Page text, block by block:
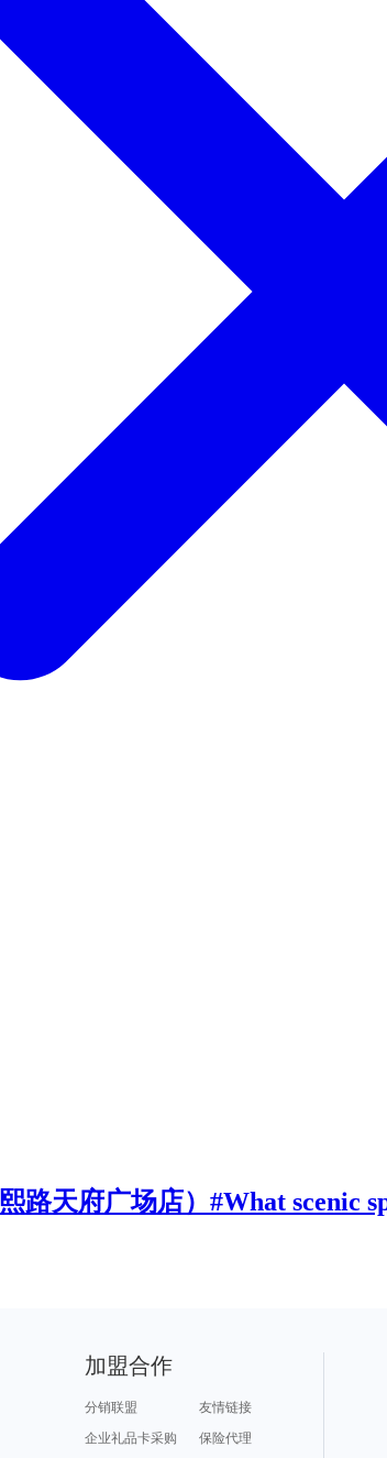
路天府广场店）#What scenic
加盟合作
分销联盟
友情链接
企业礼品卡采购
保险代理